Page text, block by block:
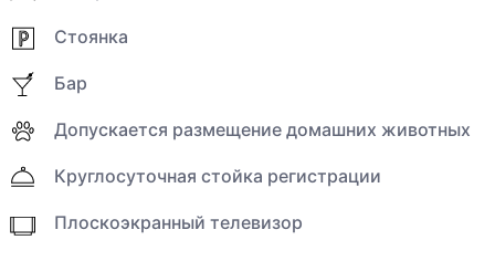
Стоянка
Бар
Допускается размещение домашних животных
Круглосуточная стойка регистрации
Плоскоэкранный телевизор